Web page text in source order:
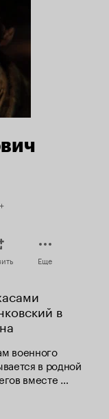
Еще
в
военного
в родной
вместе
завод-гигант